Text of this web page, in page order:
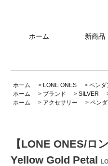
ホーム 新商品
ホーム > LONE ONES > ペンダ
ホーム
> ブランド > SILVER
ホーム
> アクセサリー > ペンダ
【LONE ONES/
Yellow Gold Petal